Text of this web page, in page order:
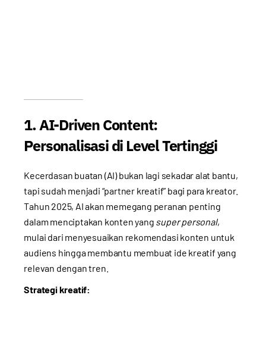
1. AI-Driven Content:
Personalisasi di Level Tertinggi
Kecerdasan buatan (AI) bukan lagi sekadar alat bantu,
tapi sudah menjadi “partner kreatif” bagi para kreator.
Tahun 2025, AI akan memegang peranan penting
dalam menciptakan konten yang super personal,
mulai dari menyesuaikan rekomendasi konten untuk
audiens hingga membantu membuat ide kreatif yang
relevan dengan tren.
Strategi kreatif: